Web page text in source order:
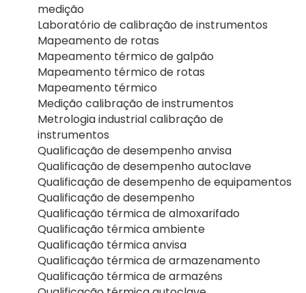
medição
Laboratório de calibração de instrumentos
Mapeamento de rotas
Mapeamento térmico de galpão
Mapeamento térmico de rotas
Mapeamento térmico
Medição calibração de instrumentos
Metrologia industrial calibração de
instrumentos
Qualificação de desempenho anvisa
Qualificação de desempenho autoclave
Qualificação de desempenho de equipamentos
Qualificação de desempenho
Qualificação térmica de almoxarifado
Qualificação térmica ambiente
Qualificação térmica anvisa
Qualificação térmica de armazenamento
Qualificação térmica de armazéns